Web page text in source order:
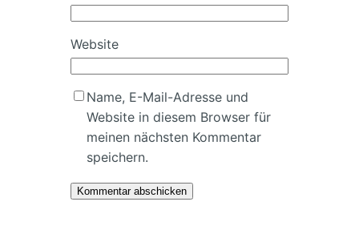
Website
Name, E-Mail-Adresse und
Website in diesem Browser für
meinen nächsten Kommentar
speichern.